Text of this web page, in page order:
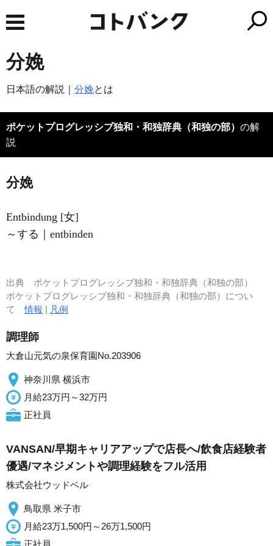
分娩
日本語の解説｜ 分娩とは
ポケットプログレッシブ独和・和独辞典（和独の部） の解
説
分娩
Entbindung [女]
～する｜entbinden
出典 ポケットプログレッシブ独和・和独辞典（和独の部）
ポケットプログレッシブ独和・和独辞典（和独の部）につい
て情報 | 凡例
調理師
大倉山元気の泉保育園No.203906
神奈川県 横浜市
月給23万円～32万円
正社員
VANSAN/早期キャリアアップで店長へ/飲食店経験者
優遇/マネジメントや調理経験をフル活用
株式会社ウッドベル
鳥取県 米子市
月給23万1,500円～26万1,500円
正社員